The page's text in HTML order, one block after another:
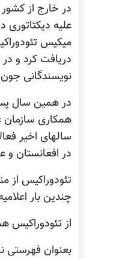
در خارج از کشور
عليه
نويسندگانی
سالهای اخير
در افعانستان و
تئودوراکیس از
چندین بار
از تئودوراکيس
بعنوان فهرستی